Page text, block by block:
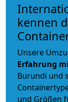
kennen
Unsere
Erfahrung
Burundi und
und Größen